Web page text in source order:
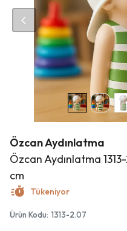
Özcan Aydınlatma
Özcan Aydınlatma
cm
Tükeniyor
Ürün Kodu: 1313-2.07